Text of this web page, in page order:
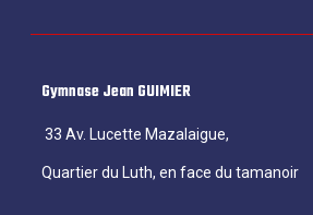
Gymnase Jean GUIMIER
33 Av. Lucette Mazalaigue,
Quartier du Luth, en face du tamanoir